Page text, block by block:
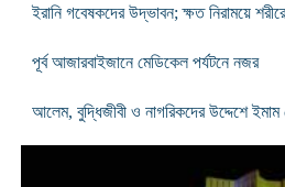
ইরানি গবেষকদের উদ্ভাবন; ক্ষত নিরাময়ে
পূর্ব আজারবাইজানে মেডিকেল পর্যটনে নজর
আলেম, বুদ্ধিজীবী ও নাগরিকদের উদ্দেশে